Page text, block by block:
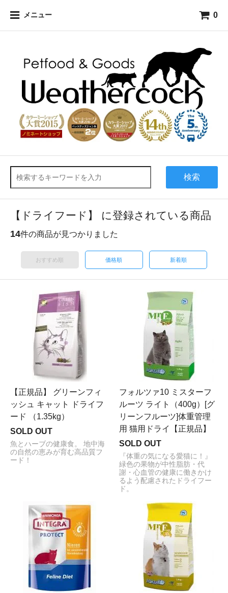
メニュー 0
検索
【ドライフード】 に登録されている商品
14件の商品が見つかりました
おすすめ順 価格順 新着順
【正規品】 グリーンフィ
ッシュ キャット ドライフ
ード （1.35kg）
SOLD OUT
魚とハーブの健康食。 地中海
の自然の恵みが育む高品質フ
ード！
フォルツァ10 ミスターフ
ルーツ ライト（400g）[グ
リーンフルーツ]体重管理
用 猫用ドライ【正規品】
SOLD OUT
『体重の気になる愛猫に！』
緑色の果物が中性脂肪・代
謝・心血管の健康に働きかけ
るよう配慮されたドライフー
ド。